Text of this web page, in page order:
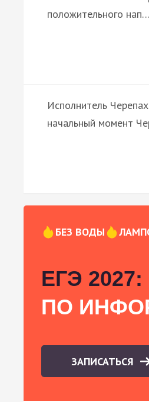
положительного нап…
Исполнитель
начальный момент
БЕЗ ВОДЫ
ЕГЭ 2027:
ПО
ЗАПИСАТЬСЯ